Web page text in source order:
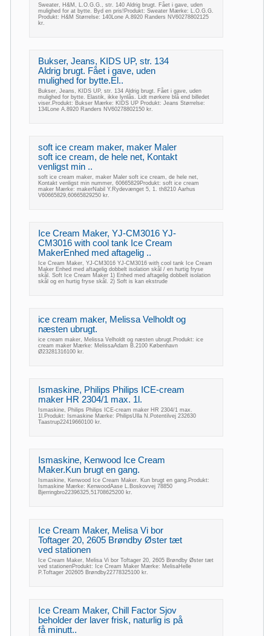
Sweater, H&M, L.O.G.G., str. 140 Aldrig brugt. Fået i gave, uden
mulighed for at bytte. Byd en pris!Produkt: Sweater Mærke: L.O.G.G.
Produkt: H&M Størrelse: 140Lone A.8920 Randers NV60278802125
kr.
Bukser, Jeans, KIDS UP, str. 134
Aldrig brugt. Fået i gave, uden
mulighed for bytte.El..
Bukser, Jeans, KIDS UP, str. 134 Aldrig brugt. Fået i gave, uden
mulighed for bytte. Elastik, ikke lynlås. Lidt mørkere blå end billedet
viser.Produkt: Bukser Mærke: KIDS UP Produkt: Jeans Størrelse:
134Lone A.8920 Randers NV60278802150 kr.
soft ice cream maker, maker Maler
soft ice cream, de hele net, Kontakt
venligst min ..
soft ice cream maker, maker Maler soft ice cream, de hele net,
Kontakt venligst min nummer, 60665829Produkt: soft ice cream
maker Mærke: makerNabil Y.Rydevænget 5, 1. th8210 Aarhus
V60665829,60665829250 kr.
Ice Cream Maker, YJ-CM3016 YJ-
CM3016 with cool tank Ice Cream
MakerEnhed med aftagelig ..
Ice Cream Maker, YJ-CM3016 YJ-CM3016 with cool tank Ice Cream
Maker Enhed med aftagelig dobbelt isolation skål / en hurtig fryse
skål. Soft Ice Cream Maker 1) Enhed med aftagelig dobbelt isolation
skål og en hurtig fryse skål. 2) Soft is kan ekstrude
ice cream maker, Melissa Velholdt og
næsten ubrugt.
ice cream maker, Melissa Velholdt og næsten ubrugt.Produkt: ice
cream maker Mærke: MelissaAdam B.2100 København
Ø23281316100 kr.
Ismaskine, Philips Philips ICE-cream
maker HR 2304/1 max. 1l.
Ismaskine, Philips Philips ICE-cream maker HR 2304/1 max.
1l.Produkt: Ismaskine Mærke: PhilipsUlla N.Potentilvej 232630
Taastrup22419660100 kr.
Ismaskine, Kenwood Ice Cream
Maker.Kun brugt en gang.
Ismaskine, Kenwood Ice Cream Maker. Kun brugt en gang.Produkt:
Ismaskine Mærke: KenwoodAase L.Boskovvej 78850
Bjerringbro22396325,51708625200 kr.
Ice Cream Maker, Melisa Vi bor
Toftager 20, 2605 Brøndby Øster tæt
ved stationen
Ice Cream Maker, Melisa Vi bor Toftager 20, 2605 Brøndby Øster tæt
ved stationenProdukt: Ice Cream Maker Mærke: MelisaHelle
P.Toftager 202605 Brøndby22778325100 kr.
Ice Cream Maker, Chill Factor Sjov
beholder der laver frisk, naturlig is på
få minutt..